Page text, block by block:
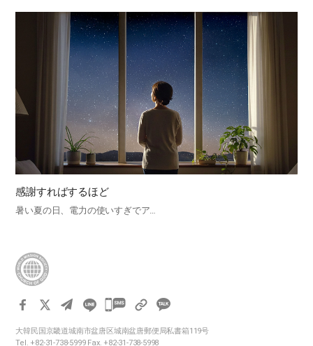
感謝すればするほど
暑い夏の日、電力の使いすぎでア…
카
오
大韓民国京畿道城南市盆唐区城南盆唐郵便局私書箱119号
Tel. +82-31-738-5999 Fax. +82-31-738-5998